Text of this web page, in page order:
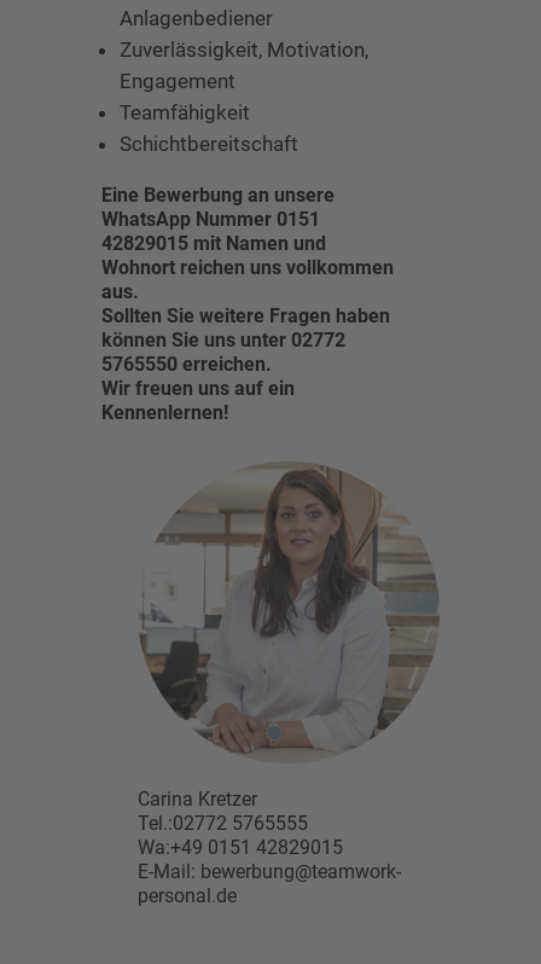
Anlagenbediener
Zuverlässigkeit, Motivation,
Engagement
Teamfähigkeit
Schichtbereitschaft
Eine Bewerbung an unsere
WhatsApp Nummer 0151
42829015 mit Namen und
Wohnort reichen uns vollkommen
aus.
Sollten Sie weitere Fragen haben
können Sie uns unter 02772
5765550 erreichen.
Wir freuen uns auf ein
Kennenlernen!
Carina Kretzer
Tel.:02772 5765555
Wa:+49 0151 42829015
E-Mail: bewerbung@teamwork-
personal.de